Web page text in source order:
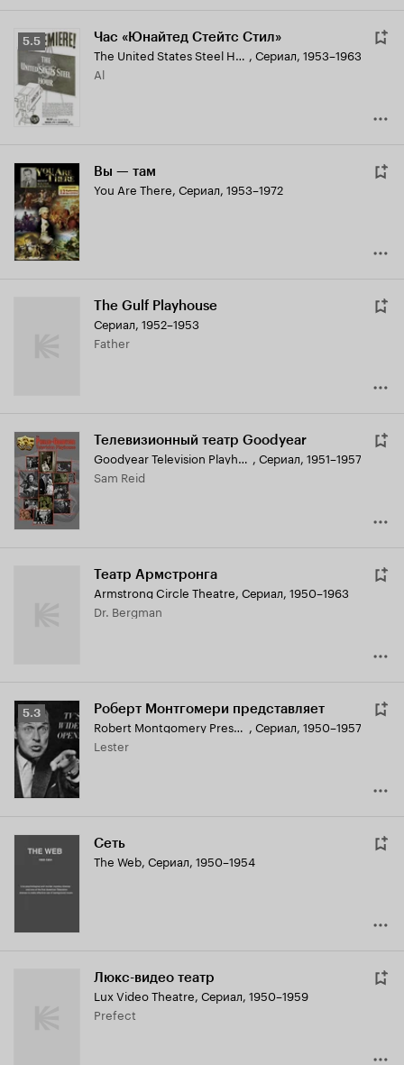
Рейтинг
Кинопоиска
5.5
5.5 Час «Юнайтед Стейтс Стил»
The United States Steel Hour , Сериал, 1953–1963
Al
Вы — там
You Are There, Сериал, 1953–1972
The Gulf Playhouse
Сериал, 1952–1953
Father
Телевизионный театр Goodyear
Goodyear Television Playhouse , Сериал, 1951–1957
Sam Reid
Театр Армстронга
Armstrong Circle Theatre, Сериал, 1950–1963
Dr. Bergman
Рейтинг
Кинопоиска
5.3
5.3 Роберт Монтгомери представляет
Robert Montgomery Presents , Сериал, 1950–1957
Lester
Сеть
The Web, Сериал, 1950–1954
Люкс-видео театр
Lux Video Theatre, Сериал, 1950–1959
Prefect